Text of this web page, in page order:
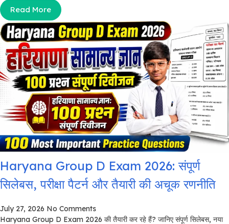
Read More
Haryana Group D Exam 2026: संपूर्ण
सिलेबस, परीक्षा पैटर्न और तैयारी की अचूक रणनीति
July 27, 2026 No Comments
Haryana Group D Exam 2026 की तैयारी कर रहे हैं? जानिए संपूर्ण सिलेबस, नया